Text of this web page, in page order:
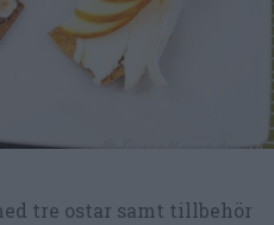
tre ostar samt tillbehör